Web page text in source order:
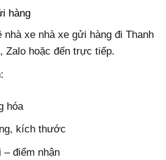
hàng
nhà xe nhà xe gửi hàng đi Thanh
Zalo hoặc đến trực tiếp.
hóa
kích thước
điểm nhận